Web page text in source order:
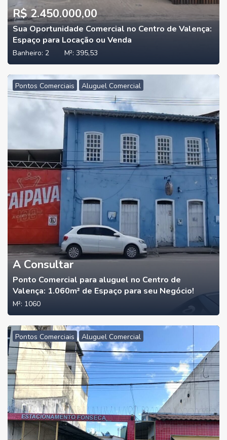
R$ 2.450.000,00
Sua Oportunidade Comercial no Centro de Valença:
Espaço para Locação ou Venda
Banheiro: 2 M²: 395,53
Pontos Comerciais Aluguel Comercial
A Consultar
Ponto Comercial para aluguel no Centro de
Valença: 1.060m² de Espaço para seu Negócio!
M²: 1060
Pontos Comerciais Aluguel Comercial